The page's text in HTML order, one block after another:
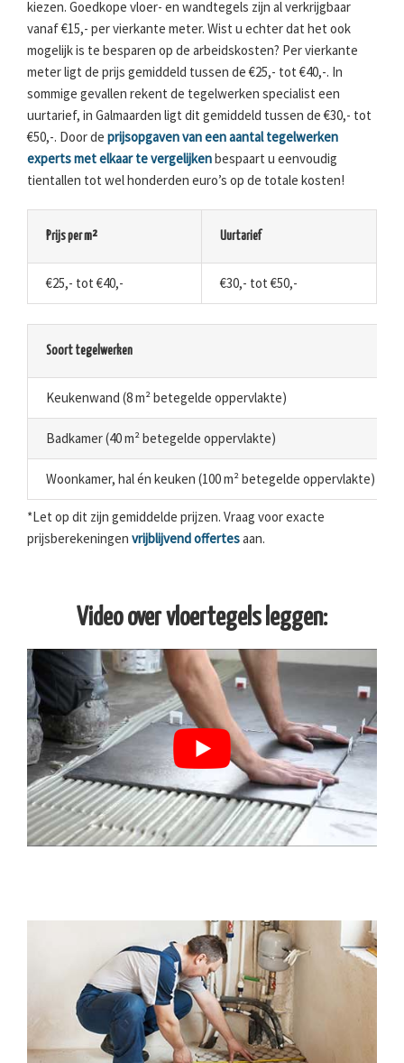
kiezen. Goedkope vloer- en wandtegels zijn al verkrijgbaar
vanaf €15,- per vierkante meter. Wist u echter dat het ook
mogelijk is te besparen op de arbeidskosten? Per vierkante
meter ligt de prijs gemiddeld tussen de €25,- tot €40,-. In
sommige gevallen rekent de tegelwerken specialist een
uurtarief, in Galmaarden ligt dit gemiddeld tussen de €30,- tot
€50,-. Door de prijsopgaven van een aantal tegelwerken
experts met elkaar te vergelijkenbespaart u eenvoudig
tientallen tot wel honderden euro’s op de totale kosten!
Prijs per m² Uurtarief
€25,- tot €40,- €30,- tot €50,-
Soort tegelwerken
Keukenwand (8 m² betegelde oppervlakte)
Badkamer (40 m² betegelde oppervlakte)
Woonkamer, hal én keuken (100 m² betegelde oppervlakte)
*Let op dit zijn gemiddelde prijzen. Vraag voor exacte
prijsberekeningen vrijblijvend offertesaan.
Video over vloertegels leggen: